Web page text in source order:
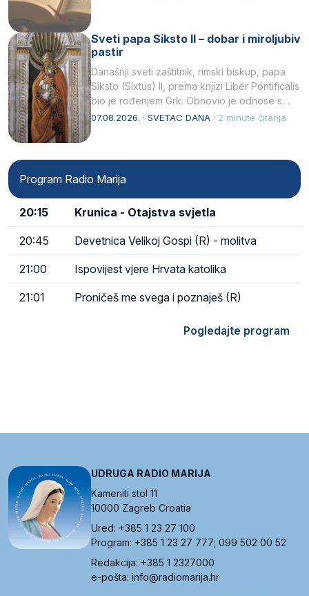
Sveti papa Siksto II – dobar i miroljubiv
pastir
Današnji sveti zaštitnik, rimski biskup, papa
Siksto (Sixtus) II, prema knjizi Liber Pontificalis
bio je rođenjem Grk. Obnovio je odnose s
afričkim…
07.08.2026. · SVETAC DANA · 2 minute čitanja
Program Radio Marija
20:15 Krunica - Otajstva svjetla
20:45 Devetnica Velikoj Gospi (R) - molitva
21:00 Ispovijest vjere Hrvata katolika
21:01 Proničeš me svega i poznaješ (R)
Pogledajte program
UDRUGA RADIO MARIJA
Kameniti stol 11
10000 Zagreb Croatia
Ured: +385 1 23 27 100
Program: +385 1 23 27 777; 099 502 00 52
Redakcija: +385 1 2327000
e-pošta: info@radiomarija.hr